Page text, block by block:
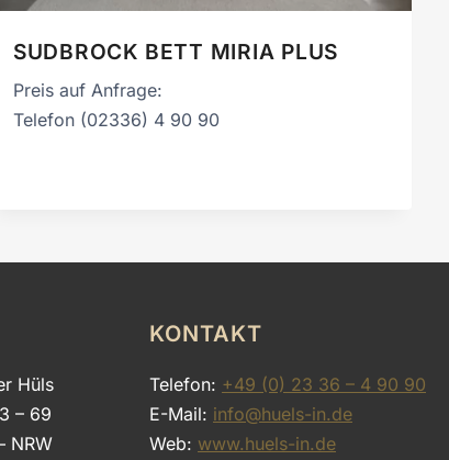
SUDBROCK BETT MIRIA PLUS
Preis auf Anfrage:
Telefon (02336) 4 90 90
Hüls
– 69
NRW
KONTAKT
Telefon: +49 (0) 23 36 – 4 90 90
E-Mail: info@huels-in.de
Web: www.huels-in.de